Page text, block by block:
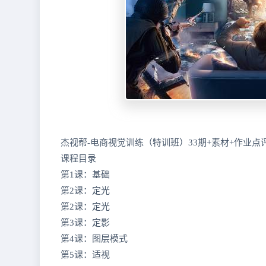
杰视帮-电商视觉训练（特训班）33期+素材+作业点
课程目录
第1课：基础
第2课：定光
第2课：定光
第3课：定影
第4课：图层模式
第5课：适视